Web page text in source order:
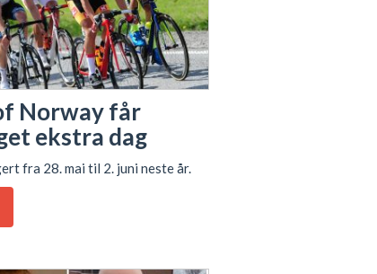
Norway får
ekstra dag
fra 28. mai til 2. juni neste år.